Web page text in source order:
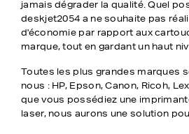
jamais dégrader la qualité. Quel
deskjet2054 a ne souhaite pas
d'économie par rapport aux
marque, tout en gardant un haut
Toutes les plus grandes marques
nous : HP, Epson, Canon, Ricoh,
que vous possédiez une
laser, nous aurons une solution